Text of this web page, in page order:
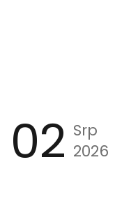
02 Srp
2026